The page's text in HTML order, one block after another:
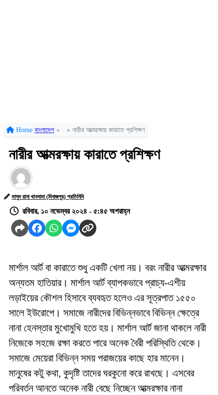
Home বাংলাদেশ » » নারীর আত্মরক্ষায় কারাতে প্রশিক্ষণ
নারীর আত্মরক্ষায় কারাতে প্রশিক্ষণ
মাসুদ রানা খানসামা (দিনাজপুর) প্রতিনিধি
রবিবার, ১০ নভেম্বর ২০২৪ - ৫:৪৫ অপরাহ্ন
মার্শাল আর্ট বা কারাতে শুধু একটি খেলা নয়। বরং নারীর আত্মরক্ষার
অন্যতম হাতিয়ার। মার্শাল আর্ট ব্যাপকভাবে প্রাচ্য-এশীয়
লড়াইয়ের কৌশল হিসাবে ব্যবহৃত হলেও এর সূত্রপাত ১৫৫০
সালে ইউরোপে। সমাজে নারীদের বিভিন্নভাবে বিভিন্ন ক্ষেত্রে
নানা হেনস্তার মুখোমুখি হতে হয়। মার্শাল আর্ট জানা থাকলে নারী
নিজেকে সহজে রক্ষা করতে পারে অনেক বৈরী পরিস্থিতি থেকে।
সমাজে মেয়েরা বিভিন্ন সময় পরাজয়ের কাছে হার মানেন।
মানুষের কটু কথা, কুদৃষ্টি তাদের ঘরকুনো করে রাখছে। এসবের
পরিবর্তন আনতে অনেক নারী বেছে নিচ্ছেন আত্মরক্ষার নানা